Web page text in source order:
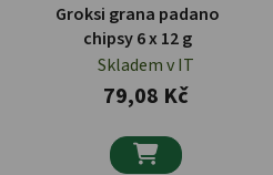
Groksi grana padano
chipsy 6 x 12 g
Skladem v IT
79,08 Kč
